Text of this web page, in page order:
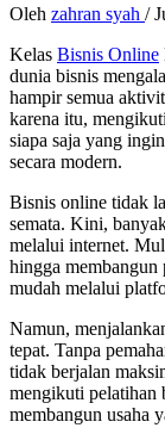
Oleh zahran syah /
Kelas Bisnis Online
dunia bisnis
hampir semua
karena itu,
siapa saja yang
secara modern.
Bisnis online tidak
semata. Kini,
melalui internet.
hingga membangun
mudah melalui
Namun,
tepat. Tanpa
tidak berjalan
mengikuti pelatihan
membangun usaha